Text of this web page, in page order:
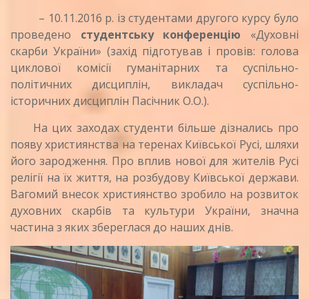
– 10.11.2016 р. із студентами другого курсу було
проведено студентську конференцію «Духовні
скарби України» (захід підготував і провів: голова
циклової комісії гуманітарних та суспільно-
політичних дисциплін, викладач суспільно-
історичних дисциплін Пасічник О.О.).
На цих заходах студенти більше дізнались про
появу християнства на теренах Київської Русі, шляхи
його зародження. Про вплив нової для жителів Русі
релігії на їх життя, на розбудову Київської держави.
Вагомий внесок християнство зробило на розвиток
духовних скарбів та культури України, значна
частина з яких збереглася до наших днів.